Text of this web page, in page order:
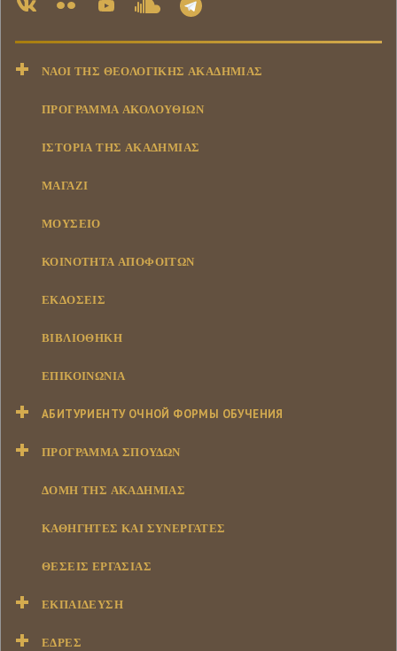
ΝΑΟΊ ΤΗΣ ΘΕΟΛΟΓΙΚΉΣ ΑΚΑΔΗΜΊΑΣ
ΠΡΟΓΡΑΜΜΑ ΑΚΟΛΟΥΘΙΩΝ
ΙΣΤΟΡΊΑ ΤΗΣ ΑΚΑΔΗΜΊΑΣ
ΜΑΓΑΖΊ
ΜΟΥΣΕΊΟ
ΚΟΙΝΌΤΗΤΑ ΑΠΟΦΟΊΤΩΝ
ΕΚΔΌΣΕΙΣ
ΒΙΒΛΙΟΘΉΚΗ
ΕΠΙΚΟΙΝΩΝΊΑ
АБИТУРИЕНТУ ОЧНОЙ ФОРМЫ ОБУЧЕНИЯ
ΠΡΌΓΡΑΜΜΑ ΣΠΟΥΔΏΝ
ΔΟΜΉ ΤΗΣ ΑΚΑΔΗΜΊΑΣ
ΚΑΘΗΓΗΤΈΣ ΚΑΙ ΣΥΝΕΡΓΆΤΕΣ
ΘΈΣΕΙΣ ΕΡΓΑΣΊΑΣ
ΕΚΠΑΊΔΕΥΣΗ
ΕΔΡΕΣ